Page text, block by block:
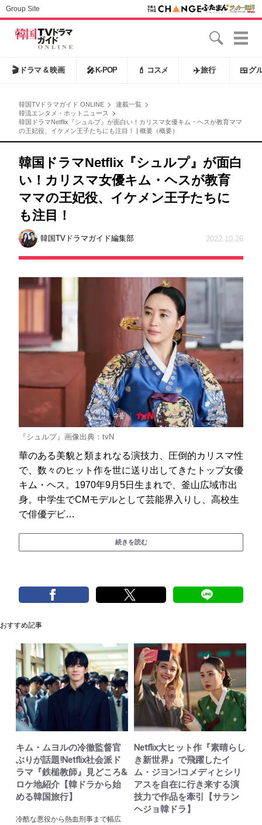
Group Site
🎬 ドラマ & 映画 🎤 K-POP 💄 コスメ ✈️旅行 🍱 グ
韓国TVドラマガイド ONLINE
連載一覧
韓流エンタメ・ホットニュース
韓国ドラマNetflix『シュルプ』が面白い！カリスマ女優キム・ヘスが教育ママ
の王妃役、イケメン王子たちにも注目！ | 概要（概要）
韓国ドラマNetflix『シュルプ』が面白
い！カリスマ女優キム・ヘスが教育
ママの王妃役、イケメン王子たちに
も注目！
韓国TVドラマガイド編集部 2022.10.26
『シュルプ』画像出典：tvN
華のある美貌と類まれなる演技力、圧倒的カリスマ性
で、数々のヒット作を世に送り出してきたトップ女優
キム・ヘス。1970年9月5日生まれで、釜山広域市出
身。中学生でCMモデルとして芸能界入りし、高校生
で俳優デビ…
続きを読む
おすすめ記事
キム・ムヨルの冷徹監督官
ぶりが話題!Netflix社会派ド
ラマ『鉄槌教師』見どころ&
ロケ地紹介【韓ドラから始
める韓国旅行】
冷酷な悪役から熱血刑事まで幅広
Netflix大ヒット作『素晴らし
き新世界』で飛躍したイ
ム・ジヨン!コメディとシリ
アスを自在に行き来する演
技力で作品を牽引【サラン
ヘジョ韓ドラ】